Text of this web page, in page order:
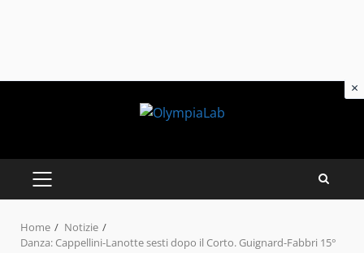
PRIMARY
MENU
Home
Notizie
Danza: Cappellini-Lanotte sesti dopo il Corto. Guignard-Fabbri 15°
×